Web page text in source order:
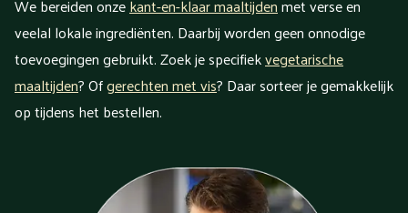
We bereiden onzekant-en-klaar maaltijdenmet verse en
veelal lokale ingrediënten. Daarbij worden geen onnodige
toevoegingen gebruikt. Zoek je specifiekvegetarische
maaltijden? Ofgerechten met vis? Daar sorteer je gemakkelijk
op tijdens het bestellen.